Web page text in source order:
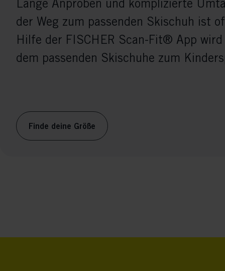
Lange Anproben und komplizierte
der Weg zum passenden Skischuh ist
Hilfe der FISCHER Scan-Fit® App wird
dem passenden Skischuhe zum
Finde deine Größe